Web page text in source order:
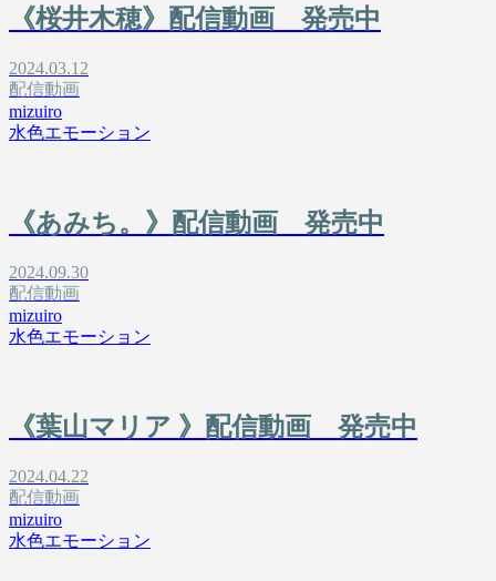
《桜井木穂》配信動画 発売中
2024.03.12
配信動画
mizuiro
水色エモーション
《あみち。》配信動画 発売中
2024.09.30
配信動画
mizuiro
水色エモーション
《葉山マリア 》配信動画 発売中
2024.04.22
配信動画
mizuiro
水色エモーション